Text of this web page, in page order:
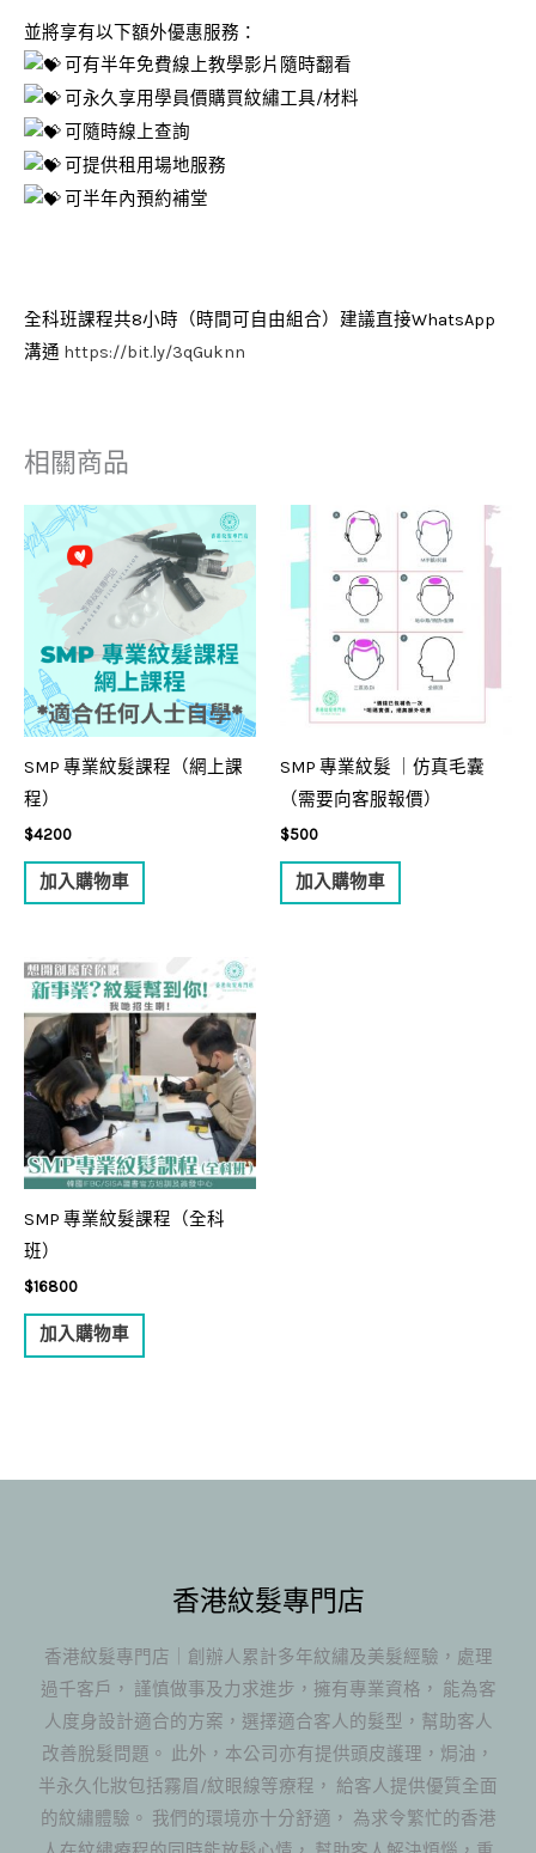
並將享有以下額外優惠服務：
可有半年免費線上教學影片隨時翻看
可永久享用學員價購買紋繡工具/材料
可隨時線上查詢
可提供租用場地服務
可半年內預約補堂
全科班課程共8小時（時間可自由組合）建議直接WhatsApp
溝通 https://bit.ly/3qGuknn
相關商品
SMP 專業紋髮課程（網上課
程）
$4200
加入購物車
SMP 專業紋髮 ｜仿真毛囊
（需要向客服報價）
$500
加入購物車
SMP 專業紋髮課程（全科
班）
$16800
加入購物車
香港紋髮專門店
香港紋髮專門店｜創辦人累計多年紋繡及美髮經驗，處理
過千客戶， 謹慎做事及力求進步，擁有專業資格， 能為客
人度身設計適合的方案，選擇適合客人的髮型，幫助客人
改善脫髮問題。 此外，本公司亦有提供頭皮護理，焗油，
半永久化妝包括霧眉/紋眼線等療程， 給客人提供優質全面
的紋繡體驗。 我們的環境亦十分舒適， 為求令繁忙的香港